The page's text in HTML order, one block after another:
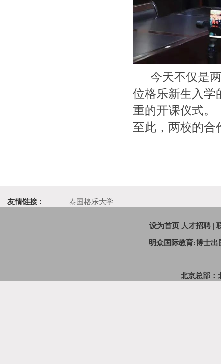
今天不仅是两
位格乐新生入学
重的开课仪式。
至此，两校的合
友情链接： 泰国格乐大学
设为首页 人才招聘 |
明众国际教育:博士出
北京总部：